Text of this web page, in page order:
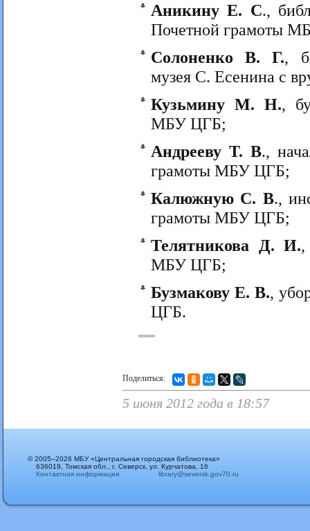
Аникину Е. С.,
Почетной грамоты
Солоненко В. Г.,
музея С. Есенина с
Кузьмину М. Н.,
МБУ ЦГБ;
Андрееву Т. В.,
грамоты МБУ ЦГБ;
Калюжную С. В.,
грамоты МБУ ЦГБ;
Телятникова Д. И.,
МБУ ЦГБ;
Бузмакову Е. В.,
ЦГБ.
Поделиться:
5 июня 2012 года в 18:57
© 2005–2026 МБУ «Центральная городская библиотека»
636019, Томская обл., г. Северск, ул. Курчатова, 16
Контактная информация
library@seversk.gov70.ru